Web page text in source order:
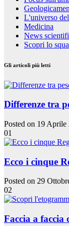
L'universo
Medicina
News
Scopri lo
Gli articoli più letti
Differenze tra
Posted on 19 Aprile
01
Ecco i cinque
Posted on 29
02
Faccia a faccia